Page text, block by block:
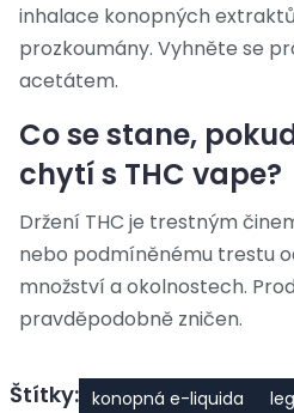
inhalace konopných
prozkoumány. Vyhněte se
acetátem.
Co se stane,
chytí s THC vape?
Držení THC je trestným
nebo podmíněnému trestu
množství a okolnostech.
pravděpodobně zničen.
Štítky: konopná e-liquida